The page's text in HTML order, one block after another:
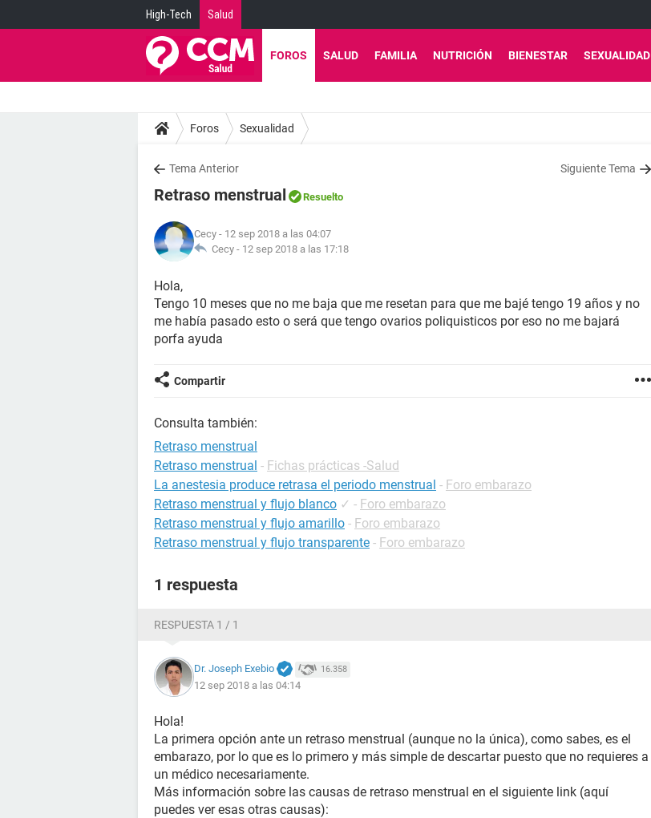
High-Tech Salud
FOROS SALUD FAMILIA NUTRICIÓN BIENESTAR SEXUALIDAD
Foros Sexualidad
Tema Anterior Siguiente Tema
Retraso menstrual Resuelto
Cecy - 12 sep 2018 a las 04:07
Cecy - 12 sep 2018 a las 17:18
Hola,
Tengo 10 meses que no me baja que me resetan para que me bajé tengo 19 años y no
me había pasado esto o será que tengo ovarios poliquisticos por eso no me bajará
porfa ayuda
Compartir
Consulta también:
Retraso menstrual
Retraso menstrual - Fichas prácticas -Salud
La anestesia produce retrasa el periodo menstrual - Foro embarazo
Retraso menstrual y flujo blanco ✓ - Foro embarazo
Retraso menstrual y flujo amarillo - Foro embarazo
Retraso menstrual y flujo transparente - Foro embarazo
1 respuesta
RESPUESTA 1 / 1
Dr. Joseph Exebio 16.358
12 sep 2018 a las 04:14
Hola!
La primera opción ante un retraso menstrual (aunque no la única), como sabes, es el
embarazo, por lo que es lo primero y más simple de descartar puesto que no requieres a
un médico necesariamente.
Más información sobre las causas de retraso menstrual en el siguiente link (aquí
puedes ver esas otras causas):